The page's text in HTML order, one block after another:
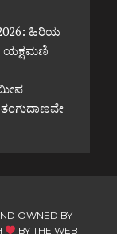
ಹಿರಿಯ
ಯಕ್ಷಮಣಿ
OWNED BY
BY THE WEB